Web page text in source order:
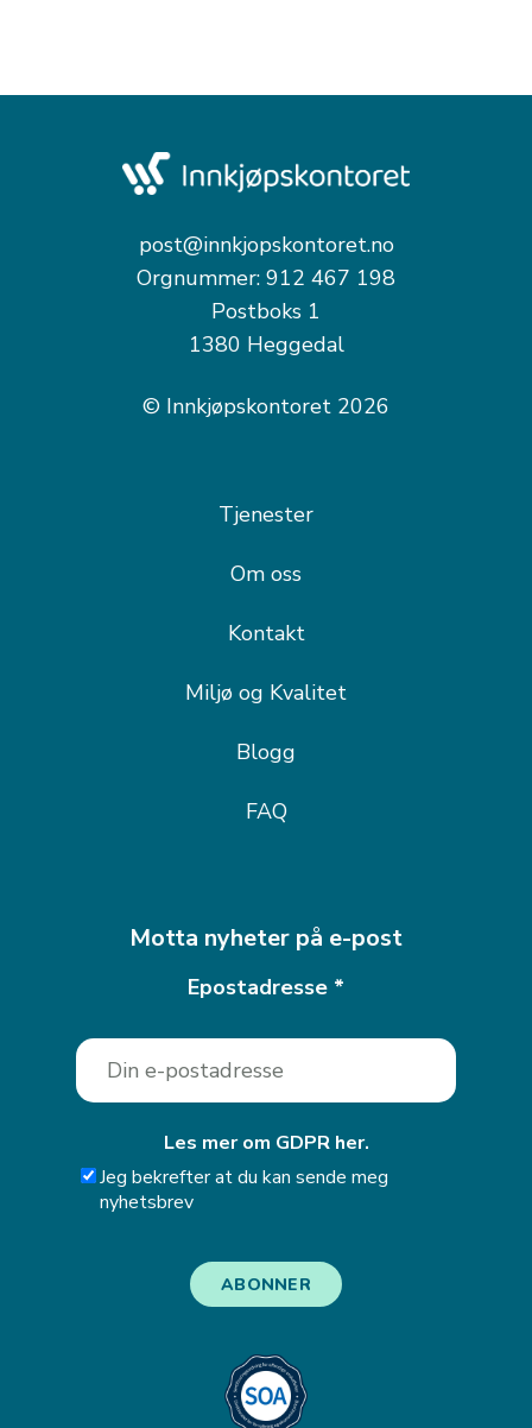
post@innkjopskontoret.no
Orgnummer: 912 467 198
Postboks 1
1380 Heggedal
© Innkjøpskontoret 2026
Tjenester
Om oss
Kontakt
Miljø og Kvalitet
Blogg
FAQ
Motta nyheter på e-post
Epostadresse *
Les mer om GDPR her.
Jeg bekrefter at du kan sende meg
nyhetsbrev
ABONNER